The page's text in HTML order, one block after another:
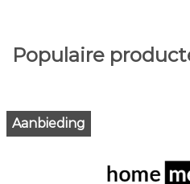
Populaire
Aanbieding